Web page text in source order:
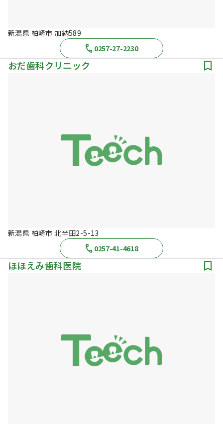
新潟県 柏崎市 加納589
0257-27-2230
おだ歯科クリニック
新潟県 柏崎市 北半田2-5-13
0257-41-4618
ほほえみ歯科医院